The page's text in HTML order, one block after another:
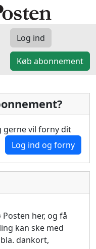
Log ind
Køb abonnement
gerne vil forny dit
Log ind og forny
her, og få
kan ske med
dankort,